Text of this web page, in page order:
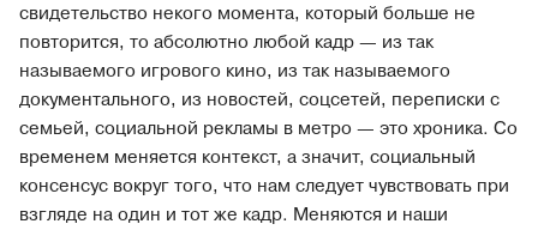
свидетельство некого момента, который больше не
повторится, то абсолютно любой кадр — из так
называемого игрового кино, из так называемого
документального, из новостей, соцсетей, переписки с
семьей, социальной рекламы в метро — это хроника. Со
временем меняется контекст, а значит, социальный
консенсус вокруг того, что нам следует чувствовать при
взгляде на один и тот же кадр. Меняются и наши